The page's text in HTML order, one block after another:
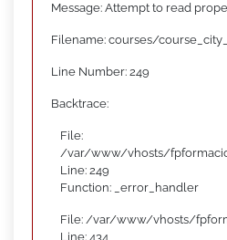
Message: Attempt to read
Filename: courses/
Line Number: 249
Backtrace:
File:
/var/www/vhosts/
Line: 249
Function: _error_handler
File: /var/www/vhosts/
Line: 434